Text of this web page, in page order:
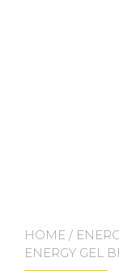
HOME /
ENERGY GEL